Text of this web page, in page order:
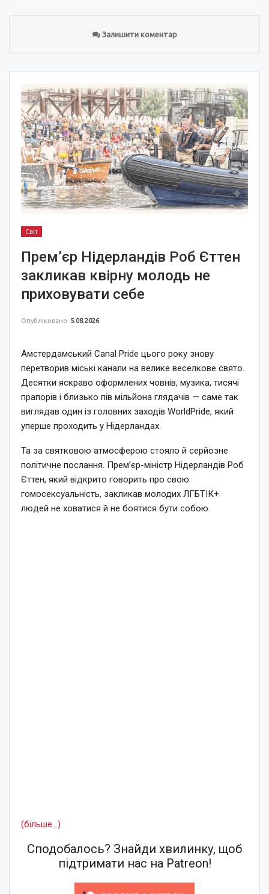
Залишити коментар
Світ
Прем’єр Нідерландів Роб Єттен
закликав квірну молодь не
приховувати себе
Опубліковано 5.08.2026
Амстердамський Canal Pride цього року знову
перетворив міські канали на велике веселкове свято.
Десятки яскраво оформлених човнів, музика, тисячі
прапорів і близько пів мільйона глядачів — саме так
виглядав один із головних заходів WorldPride, який
уперше проходить у Нідерландах.
Та за святковою атмосферою стояло й серйозне
політичне послання. Прем’єр-міністр Нідерландів Роб
Єттен, який відкрито говорить про свою
гомосексуальність, закликав молодих ЛГБТІК+
людей не ховатися й не боятися бути собою.
(більше…)
Сподобалось? Знайди хвилинку, щоб
підтримати нас на Patreon!